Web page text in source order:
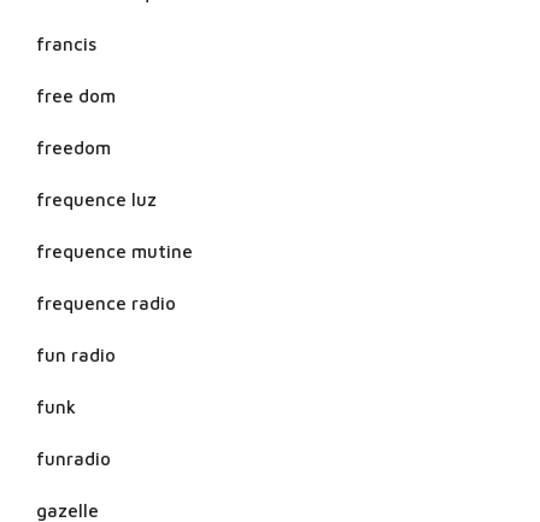
francis
free dom
freedom
frequence luz
frequence mutine
frequence radio
fun radio
funk
funradio
gazelle